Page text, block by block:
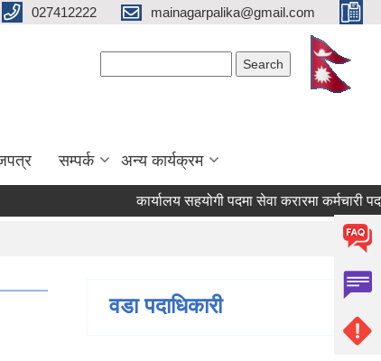
027412222 mainagarpalika@gmail.com
सम्पर्क अन्य कार्यक्रम
कार्यालय सहयोगी पदमा सेवा करारमा कर्मचारी
वडा पदाधिकारी